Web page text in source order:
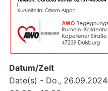
Datum/Zeit
Date(s) - Do., 26.09.2024